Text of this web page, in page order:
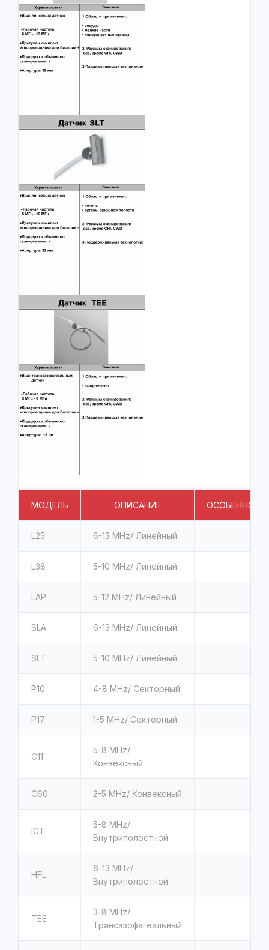
МОДЕЛЬ ОПИСАНИЕ
L25 6-13 MHz/ Линейный
L38 5-10 MHz/ Линейный
LАР 5-12 MHz/ Линейный
SLA 6-13 MHz/ Линейный
SLT 5-10 MHz/ Линейный
Р10 4-8 MHz/ Секторный
Р17 1-5 MHz/ Секторный
C11
5-8 MHz/
Конвексный
C60 2-5 MHz/ Конвексный
ICT
5-8 MHz/
Внутриполостной
HFL
6-13 MHz/
Внутриполостной
ТЕЕ
3-8 MHz/
Трансэзофагеальный